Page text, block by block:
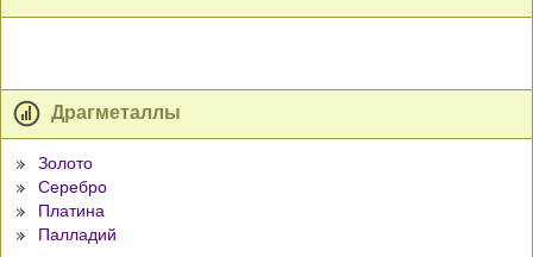
Драгметаллы
Золото
Серебро
Платина
Палладий